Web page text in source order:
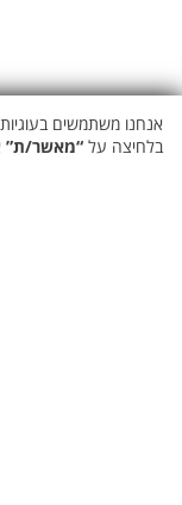
אנחנו משתמשים
בלחיצה על “מאשר/ת”